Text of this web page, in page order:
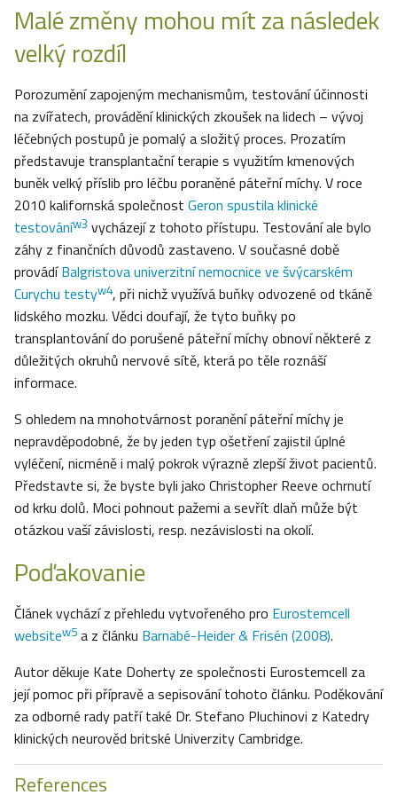
Malé změny mohou mít za následek
velký rozdíl
Porozumění zapojeným mechanismům, testování účinnosti
na zvířatech, provádění klinických zkoušek na lidech – vývoj
léčebných postupů je pomalý a složitý proces. Prozatím
představuje transplantační terapie s využitím kmenových
buněk velký příslib pro léčbu poraněné páteřní míchy. V roce
2010 kalifornská společnost Geron spustila klinické
testováníw3 vycházejí z tohoto přístupu. Testování ale bylo
záhy z finančních důvodů zastaveno. V současné době
provádíBalgristova univerzitní nemocnice ve švýcarském
Curychu testyw4, při nichž využívá buňky odvozené od tkáně
lidského mozku. Vědci doufají, že tyto buňky po
transplantování do porušené páteřní míchy obnoví některé z
důležitých okruhů nervové sítě, která po těle roznáší
informace.
S ohledem na mnohotvárnost poranění páteřní míchy je
nepravděpodobné, že by jeden typ ošetření zajistil úplné
vyléčení, nicméně i malý pokrok výrazně zlepší život pacientů.
Představte si, že byste byli jako Christopher Reeve ochrnutí
od krku dolů. Moci pohnout pažemi a sevřít dlaň může být
otázkou vaší závislosti, resp. nezávislosti na okolí.
Poďakovanie
Článek vychází z přehledu vytvořeného pro Eurostemcell
websitew5 a z článku Barnabé-Heider & Frisén (2008).
Autor děkuje Kate Doherty ze společnosti Eurostemcell za
její pomoc při přípravě a sepisování tohoto článku. Poděkování
za odborné rady patří také Dr. Stefano Pluchinovi z Katedry
klinických neurověd britské Univerzity Cambridge.
References